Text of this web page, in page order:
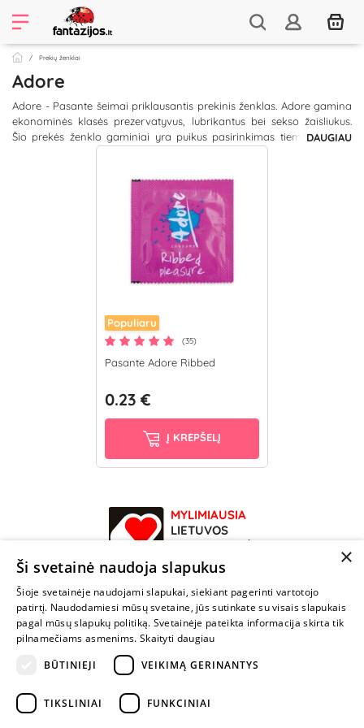
Prekių ženklai
Adore
Adore - Pasante šeimai priklausantis prekinis ženklas. Adore gamina
ekonominės klasės prezervatyvus, lubrikantus bei sekso žaisliukus.
Šio prekės ženklo gaminiai yra puikus pasirinkimas tiems, kuriems
nerūpi produkto pakuotė, o svarbiausia - kokybė. Adore gaminiai
kokybe nenusileidžia kitiems panašiems gaminiams.
DAUGIAU
Populiaru
(35)
Pasante Adore Ribbed
0.23 €
Į KREPŠELĮ
MYLIMIAUSIA
LIETUVOS
ELEKTRONINĖ
PARDUOTUVĖ
NENUSTOK
ŽAISTI
+370 600 84088
info@fantazijos.lt
×
Ši svetainė naudoja slapukus
Šioje svetainėje naudojami slapukai, siekiant pagerinti vartotojo
patirtį. Naudodamiesi mūsų svetaine, jūs sutinkate su visais slapukais
pagal mūsų slapukų politiką. Svetainėje pateikta informacija skirta tik
pilnamečiams asmenims. Skaityti daugiau
BŪTINIEJI
VEIKIMĄ GERINANTYS
TIKSLINIAI FUNKCINIAI